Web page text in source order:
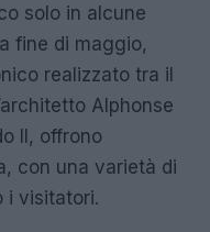
solo in alcune
fine di maggio,
realizzato tra il
Alphonse
II, offrono
con una varietà di
i visitatori.